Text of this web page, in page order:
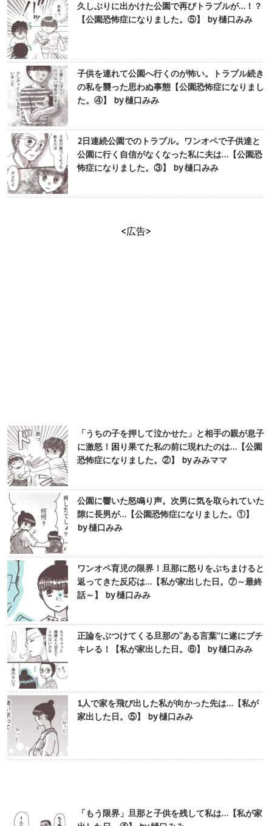
久しぶりに出かけた公園で再びトラブルが…！？
【公園恐怖症になりました。⑤】 by 樋口みみ
子供を連れて公園へ行くのが怖い。トラブル続き
の私を襲った思わぬ事態【公園恐怖症になりまし
た。④】 by 樋口みみ
2日連続公園でのトラブル。ワンオペで子供達と
公園に行く自信がなくなった私に夫は…【公園恐
怖症になりました。③】 by 樋口みみ
<広告>
「うちの子を押して泣かせた」と相手の親が息子
に激怒！困り果てた私の前に現れたのは…【公園
恐怖症になりました。②】 by みみママ
公園に響いた怒鳴り声。次男に気を取られていた
隙に長男が…【公園恐怖症になりました。①】
by 樋口みみ
ワンオペ育児の限界！旦那に怒りをぶちまけると
返ってきた反応は…【私が家出した日。⑦～最終
話～】 by 樋口みみ
正論をぶつけてくる旦那の“ある言葉”に遂にブチ
キレる！【私が家出した日。⑥】 by 樋口みみ
1人で家を飛び出した私が向かった先は…【私が
家出した日。⑤】 by 樋口みみ
「もう限界」旦那と子供を残して私は…【私が家